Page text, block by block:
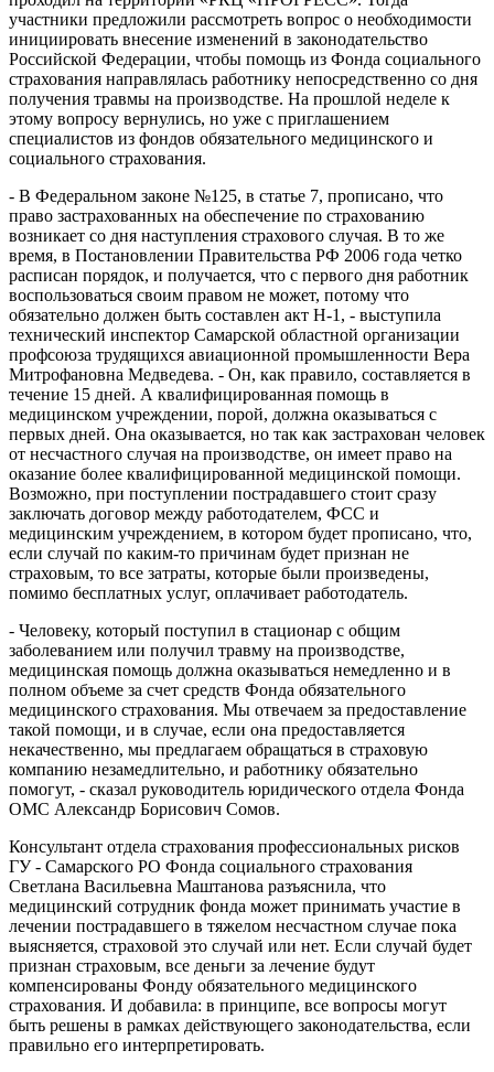
участники предложили рассмотреть вопрос о необходимости
инициировать внесение изменений в законодательство
Российской Федерации, чтобы помощь из Фонда социального
страхования направлялась работнику непосредственно со дня
получения травмы на производстве. На прошлой неделе к
этому вопросу вернулись, но уже с приглашением
специалистов из фондов обязательного медицинского и
социального страхования.
- В Федеральном законе №125, в статье 7, прописано, что
право застрахованных на обеспечение по страхованию
возникает со дня наступления страхового случая. В то же
время, в Постановлении Правительства РФ 2006 года четко
расписан порядок, и получается, что с первого дня работник
воспользоваться своим правом не может, потому что
обязательно должен быть составлен акт Н-1, - выступила
технический инспектор Самарской областной организации
профсоюза трудящихся авиационной промышленности Вера
Митрофановна Медведева. - Он, как правило, составляется в
течение 15 дней. А квалифицированная помощь в
медицинском учреждении, порой, должна оказываться с
первых дней. Она оказывается, но так как застрахован человек
от несчастного случая на производстве, он имеет право на
оказание более квалифицированной медицинской помощи.
Возможно, при поступлении пострадавшего стоит сразу
заключать договор между работодателем, ФСС и
медицинским учреждением, в котором будет прописано, что,
если случай по каким-то причинам будет признан не
страховым, то все затраты, которые были произведены,
помимо бесплатных услуг, оплачивает работодатель.
- Человеку, который поступил в стационар с общим
заболеванием или получил травму на производстве,
медицинская помощь должна оказываться немедленно и в
полном объеме за счет средств Фонда обязательного
медицинского страхования. Мы отвечаем за предоставление
такой помощи, и в случае, если она предоставляется
некачественно, мы предлагаем обращаться в страховую
компанию незамедлительно, и работнику обязательно
помогут, - сказал руководитель юридического отдела Фонда
ОМС Александр Борисович Сомов.
Консультант отдела страхования профессиональных рисков
ГУ - Самарского РО Фонда социального страхования
Светлана Васильевна Маштанова разъяснила, что
медицинский сотрудник фонда может принимать участие в
лечении пострадавшего в тяжелом несчастном случае пока
выясняется, страховой это случай или нет. Если случай будет
признан страховым, все деньги за лечение будут
компенсированы Фонду обязательного медицинского
страхования. И добавила: в принципе, все вопросы могут
быть решены в рамках действующего законодательства, если
правильно его интерпретировать.